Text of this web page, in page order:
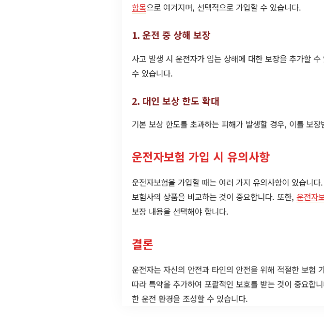
항목으로 여겨지며, 선택적으로 가입할 수 있습니다.
1. 운전 중 상해 보장
사고 발생 시 운전자가 입는 상해에 대한 보장을 추가할
수 있습니다.
2. 대인 보상 한도 확대
기본 보상 한도를 초과하는 피해가 발생할 경우, 이를 보
운전자보험 가입 시 유의사항
운전자보험을 가입할 때는 여러 가지 유의사항이 있습니
보험사의 상품을 비교하는 것이 중요합니다. 또한, 운전자
보장 내용을 선택해야 합니다.
결론
운전자는 자신의 안전과 타인의 안전을 위해 적절한 보험
따라 특약을 추가하여 포괄적인 보호를 받는 것이 중요합
한 운전 환경을 조성할 수 있습니다.